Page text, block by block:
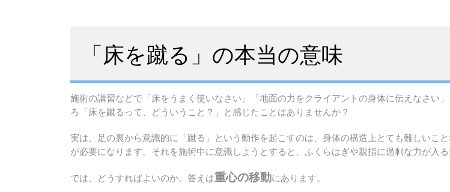
「床を蹴る」の本当の意味
施術の講習などで「床をうまく使いなさい」「地面の力をクライアントの身体に伝えなさい
ろ「床を蹴るって、どういうこと？」と感じたことはありませんか？
実は、足の裏から意識的に「蹴る」という動作を起こすのは、身体の構造上とても難しいこ
が必要になります。それを施術中に意識しようとすると、ふくらはぎや親指に過剰な力が入
では、どうすればよいのか。答えは重心の移動にあります。